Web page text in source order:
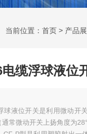
当前位置： 首页 > 产品
缆浮球液位
球液位开关是利用微动开
常微动开关上扬角度为